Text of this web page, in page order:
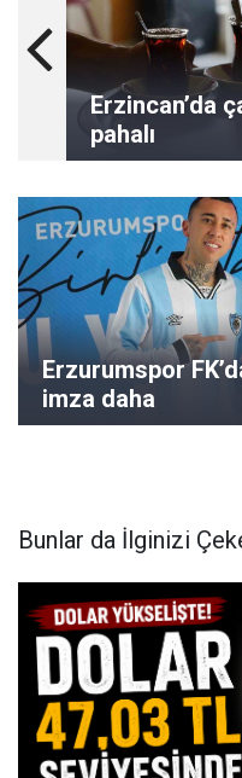
Erzincan’da
pahalı
Erzurumspor
imza daha
Bunlar da İlginizi